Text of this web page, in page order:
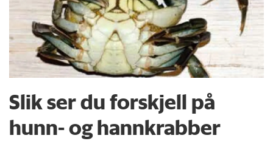
Slik ser du forskjell på
hunn- og hannkrabber